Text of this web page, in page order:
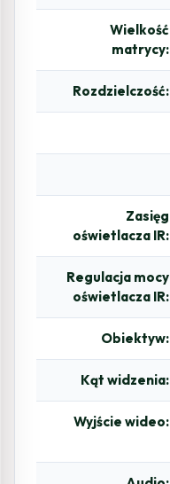
Wielkość
matrycy:
Rozdzielczość:
Zasięg
oświetlacza IR:
Regulacja mocy
oświetlacza IR:
Obiektyw:
Kąt widzenia:
Wyjście wideo: